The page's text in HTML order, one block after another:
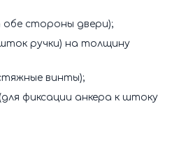
обе стороны двери);
ручки) на толщину
винты);
фиксации анкера к штоку